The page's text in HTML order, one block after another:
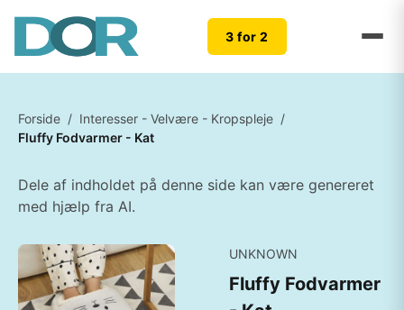
3 for 2
Forside / Interesser - Velvære - Kropspleje /
Fluffy Fodvarmer - Kat
Dele af indholdet på denne side kan være genereret
med hjælp fra AI.
UNKNOWN
Fluffy Fodvarmer